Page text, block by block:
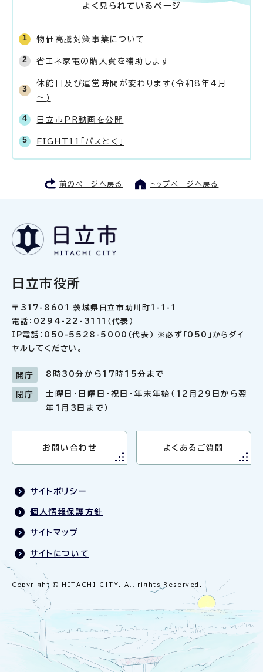
よく見られているページ
物価高騰対策事業について
省エネ家電の購入費を補助します
休館日及び運営時間が変わります(令和8年4月
～)
日立市PR動画を公開
FIGHT11「パスとく」
前のページへ戻る トップページへ戻る
日立市役所
〒317-8601 茨城県日立市助川町1-1-1
電話：0294-22-3111（代表）
IP電話：050-5528-5000（代表） ※必ず「050」からダイ
ヤルしてください。
開庁 8時30分から17時15分まで
閉庁
土曜日・日曜日・祝日・年末年始（12月29日から翌
年1月3日まで）
お問い合わせ よくあるご質問
サイトポリシー
個人情報保護方針
サイトマップ
サイトについて
Copyright © HITACHI CITY. All rights Reserved.